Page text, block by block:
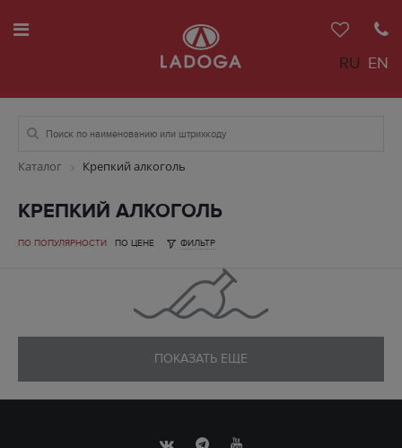
RU EN
Каталог Крепкий алкоголь
КРЕПКИЙ АЛКОГОЛЬ
ПО ПОПУЛЯРНОСТИ ПО ЦЕНЕ ФИЛЬТР
ПОКАЗАТЬ ЕЩЕ